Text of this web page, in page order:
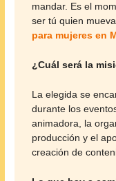
mandar. Es el
ser tú quien
para mujeres en
¿Cuál será la
La elegida se
durante los
animadora, la
producción y el
creación de